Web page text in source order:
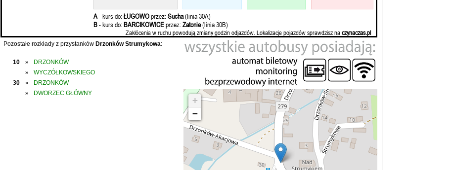
A- kurs do:ŁUGOWOprzez:Sucha(linia 30A)
B- kurs do:BARCIKOWICEprzez:Zatonie(linia 30B)
Zakłócenia w ruchu powodują zmiany godzin odjazdów. Lokalizacje pojazdów sprawdzisz naczynaczas.pl
Pozostałe rozkłady z przystanków Drzonków Strumykowa:
10 » DRZONKÓW
»
WYCZÓŁKOWSKIEGO
30
» DRZONKÓW
» DWORZEC GŁÓWNY
+
−